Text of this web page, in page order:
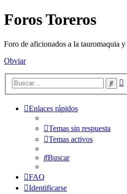
Foros Toreros
Foro de aficionados a la tauromaquia
Obviar
Enlaces rápidos
Temas sin respuesta
Temas activos
Buscar
FAQ
Identificarse